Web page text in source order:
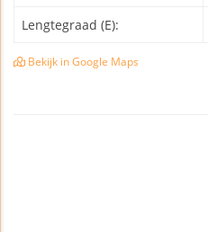
Lengtegraad (E):
Bekijk in Google Maps